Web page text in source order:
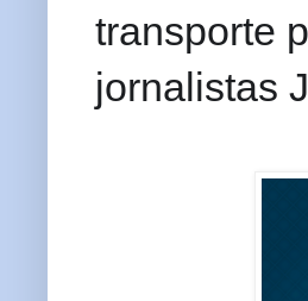
transporte
jornalistas